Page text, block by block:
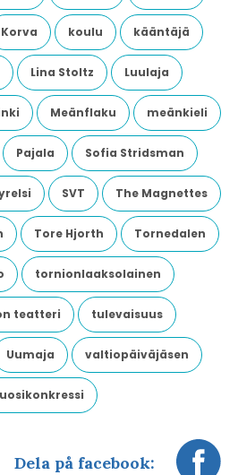
Korva koulu kääntäjä
Lina Stoltz Luulaja
Meänflaku meänkieli
Pajala Sofia Stridsman
SVT The Magnettes
Tore Hjorth Tornedalen
tornionlaaksolainen
teatteri tulevaisuus
Uumaja valtiopäiväjäsen
Dela på facebook: